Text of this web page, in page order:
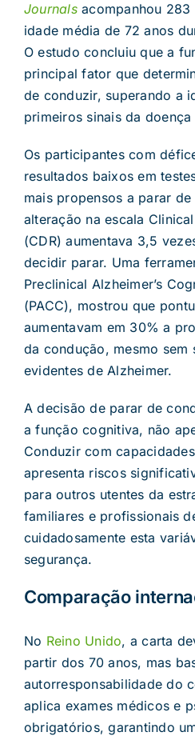
Journalsacompanhou 283
idade média de 72 anos
O estudo concluiu que a
principal fator que
de conduzir, superando a
primeiros sinais da doença
Os participantes com
resultados baixos em
mais propensos a parar
alteração na escala
(CDR) aumentava 3,5
decidir parar. Uma
Preclinical Alzheimer’s
(PACC), mostrou que
aumentavam em 30% a
da condução, mesmo sem
evidentes de Alzheimer.
A decisão de parar de
a função cognitiva, não
Conduzir com
apresenta riscos
para outros utentes da
familiares e profissionais
cuidadosamente esta
segurança.
Comparação
No Reino Unido, a carta
partir dos 70 anos, mas
autorresponsabilidade do
aplica exames médicos e
obrigatórios, garantindo